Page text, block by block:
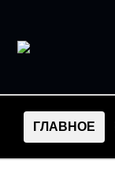
ГЛАВНОЕ